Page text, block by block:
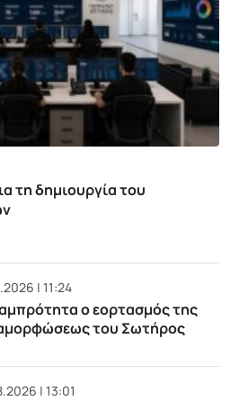
τη δημιουργία του
| 11:24
ο εορτασμός της
του Σωτήρος
| 13:01